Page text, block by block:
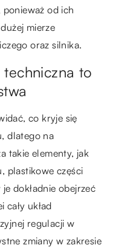
ponieważ od ich
mierze
oraz silnika.
to
co kryje się
dlatego na
takie elementy, jak
plastikowe części
dokładnie obejrzeć
układ
regulacji w
zmiany w zakresie